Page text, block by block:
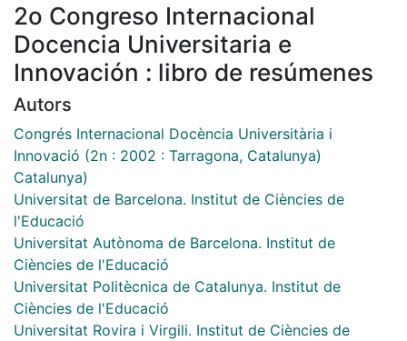
2o Congreso Internacional
Docencia Universitaria e
Innovación : libro de resúmenes
Autors
Congrés Internacional Docència Universitària i
Innovació (2n : 2002 : Tarragona, Catalunya)
Catalunya)
Universitat de Barcelona. Institut de Ciències de
l'Educació
Universitat Autònoma de Barcelona. Institut de
Ciències de l'Educació
Universitat Politècnica de Catalunya. Institut de
Ciències de l'Educació
Universitat Rovira i Virgili. Institut de Ciències de